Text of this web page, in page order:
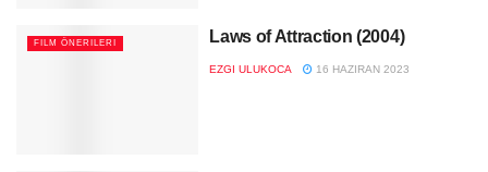
FILM ÖNERILERI Laws of Attraction (2004)
EZGI ULUKOCA 16 HAZIRAN 2023